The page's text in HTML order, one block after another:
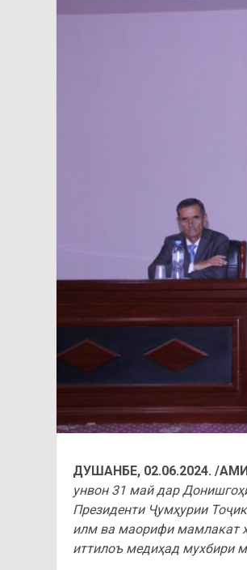
ДУШАНБЕ, 02.06.2024. /
унвон 31 май дар
Президенти Ҷумҳурии
илм ва маорифи мамлакат
иттилоъ медиҳад мухбири